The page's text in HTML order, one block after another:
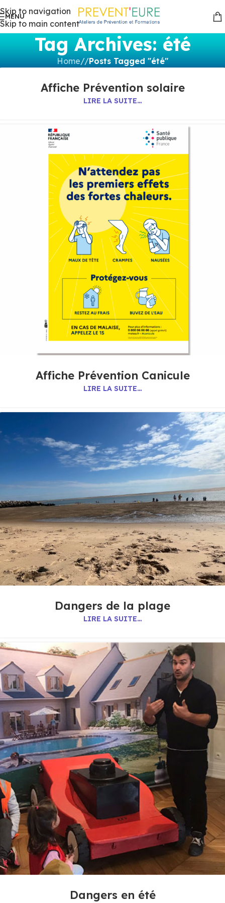
Skip to navigation
Skip to main content
MENU
Tag Archives: été
Home/ Posts Tagged "été"
Affiche Prévention solaire
LIRE LA SUITE…
Affiche Prévention Canicule
LIRE LA SUITE…
Dangers de la plage
LIRE LA SUITE…
Dangers en été